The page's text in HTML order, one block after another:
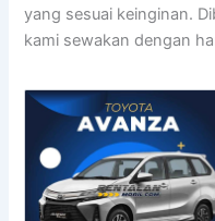
yang sesuai keinginan.
kami sewakan dengan